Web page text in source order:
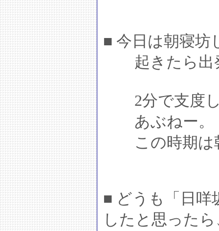
■ 今日は朝寝坊
起きたら出
2分で支度し
あぶねー。
この時期は
■ どうも「日咩
したと思った